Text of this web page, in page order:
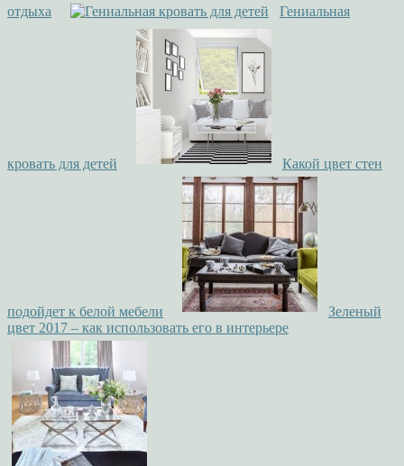
отдыха
Гениальная
кровать для детей Какой цвет стен
подойдет к белой мебели
Зеленый
цвет 2017 – как использовать его в интерьере